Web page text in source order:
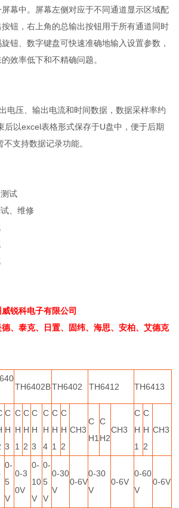
幕中。屏幕左侧对应于不同通道显示区域配
钮，右上角的总输出按钮用于所有通道同时
钮、数字键盘可快速准确地输入设置参数，
效率低下和不精确问题。
电压、输出电流和时间数据，数据采样率约
后以excel表格形式保存于U盘中，便于后期
不支持数据记录功能。
试
、维修
锐科电子有限公司
、泰克、日置、固纬、海思、安柏、艾德克
TH6402BTH6402 TH6412 TH6413
C
H
3
C
H
1
C
H
2
C
H
3
C
H
4
C
H
1
C
H
2
CH3
C
H1
C
H2
CH3
C
H
1
C
H
2
CH3
0-
5
V
0-3
0V
0-
10
V
0-
5
V
0-30
V
0-6V
0-30
V
0-6V
0-60
V
0-6V